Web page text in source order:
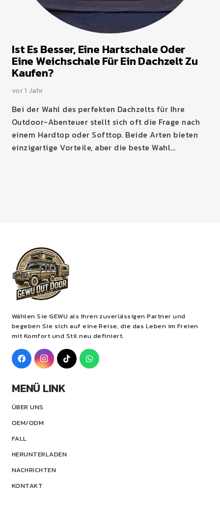
Ist Es Besser, Eine Hartschale Oder
Eine Weichschale Für Ein Dachzelt Zu
Kaufen?
vor 1 Jahr
Bei der Wahl des perfekten Dachzelts für Ihre
Outdoor-Abenteuer stellt sich oft die Frage nach
einem Hardtop oder Softtop. Beide Arten bieten
einzigartige Vorteile, aber die beste Wahl...
Wählen Sie GEWU als Ihren zuverlässigen Partner und
begeben Sie sich auf eine Reise, die das Leben im Freien
mit Komfort und Stil neu definiert.
MENÜ LINK
ÜBER UNS
OEM/ODM
FALL
HERUNTERLADEN
NACHRICHTEN
KONTAKT